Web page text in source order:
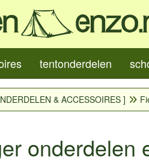
tentonderdelen
& ACCESSOIRES ]
onderdelen